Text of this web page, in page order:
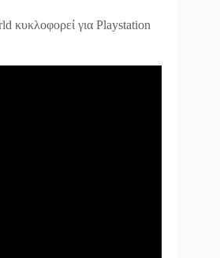
κυκλοφορεί για Playstation